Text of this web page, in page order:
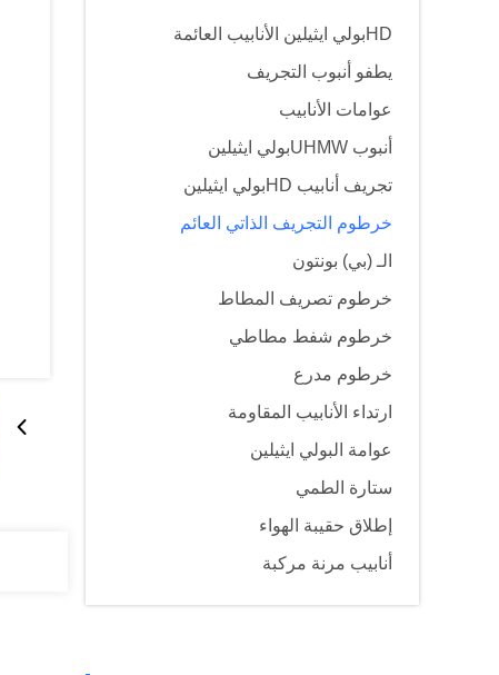
HDبولي ايثيلين الأنابيب العائمة
يطفو أنبوب التجريف
عوامات الأنابيب
أنبوب UHMWبولي ايثيلين
تجريف أنابيب HDبولي ايثيلين
خرطوم التجريف الذاتي العائم
الـ (بي) بونتون
خرطوم تصريف المطاط
خرطوم شفط مطاطي
خرطوم مدرع
ارتداء الأنابيب المقاومة
عوامة البولي ايثيلين
ستارة الطمي
إطلاق حقيبة الهواء
أنابيب مرنة مركبة